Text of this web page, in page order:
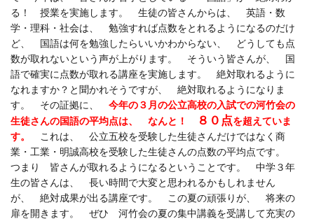
る！ 授業を実施します。 生徒の皆さんからは、 英語・数
学・理科・社会は、 勉強すれば点数をとれるようになるのだけ
ど、 国語は何を勉強したらいいかわからない、 どうしても点
数が取れないという声が上がります。 そういう皆さんが、 国
語で確実に点数が取れる講座を実施します。 絶対取れるように
なれますか？と聞かれそうですが、 絶対取れるようになりま
す。 その証拠に、 今年の３月の公立高校の入試での河竹会の
生徒さんの国語の平均点は、 なんと！
８０点を超えていま
す。
これは、 公立五校を受験した生徒さんだけではなく商
業・工業・明誠高校を受験した生徒さんの点数の平均点です。
つまり 皆さんが取れるようになるということです。 中学３年
生の皆さんは、 長い時間で大変と思われるかもしれません
が、 絶対成果が出る講座です。 この夏の頑張りが、 将来の
扉を開きます。 ぜひ 河竹会の夏の集中講義を受講して充実の